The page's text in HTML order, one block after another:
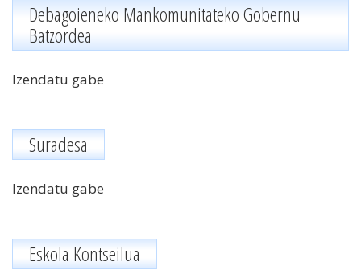
Debagoieneko Mankomunitateko Gobernu
Batzordea
Izendatu gabe
Suradesa
Izendatu gabe
Eskola Kontseilua